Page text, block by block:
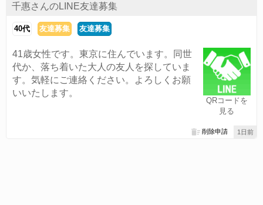
千惠さんのLINE友達募集
40代 友達募集 友達募集
QRコードを
見る
41歳女性です。東京に住んでいます。同世
代か、落ち着いた大人の友人を探していま
す。気軽にご連絡ください。よろしくお願
いいたします。
1日前
削除申請